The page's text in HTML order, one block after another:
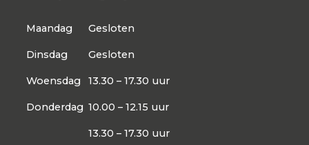
Maandag Gesloten
Dinsdag Gesloten
Woensdag 13.30 – 17.30 uur
Donderdag 10.00 – 12.15 uur
13.30 – 17.30 uur